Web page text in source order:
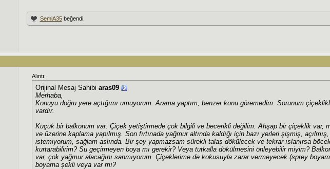
SemiA35beğendi.
Alıntı:
Orijinal Mesaj Sahibi aras09
Merhaba,
Konuyu doğru yere açtığımı umuyorum. Arama yaptım, benzer konu göremedim. Sorunum
vardır.
Küçük bir balkonum var. Çiçek yetiştirmede çok bilgili ve becerikli değilim. Ahşap bir çiçeklik var,
ve üzerine kaplama yapılmış. Son fırtınada yağmur altında kaldığı için bazı yerleri şişmiş,
istemiyorum, sağlam aslında. Bir şey yapmazsam sürekli talaş dökülecek ve tekrar ıslanırsa
kurtarabilirim? Su geçirmeyen boya mı gerekir? Veya tutkalla dökülmesini önleyebilir miyim?
var, çok yağmur alacağını sanmıyorum. Çiçeklerime de kokusuyla zarar vermeyecek (sprey
boyama şekli veya var mı?